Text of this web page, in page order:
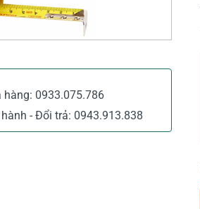
hàng: 0933.075.786
- Đổi trả: 0943.913.838